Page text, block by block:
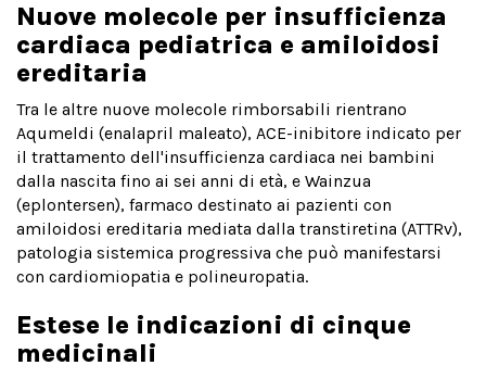
Nuove molecole per insufficienza
cardiaca pediatrica e amiloidosi
ereditaria
Tra le altre nuove molecole rimborsabili rientrano
Aqumeldi (enalapril maleato), ACE-inibitore indicato per
il trattamento dell'insufficienza cardiaca nei bambini
dalla nascita fino ai sei anni di età, e Wainzua
(eplontersen), farmaco destinato ai pazienti con
amiloidosi ereditaria mediata dalla transtiretina (ATTRv),
patologia sistemica progressiva che può manifestarsi
con cardiomiopatia e polineuropatia.
Estese le indicazioni di cinque
medicinali